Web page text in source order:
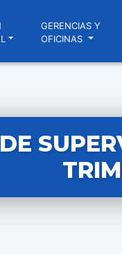
GERENCIAS Y
OFICINAS